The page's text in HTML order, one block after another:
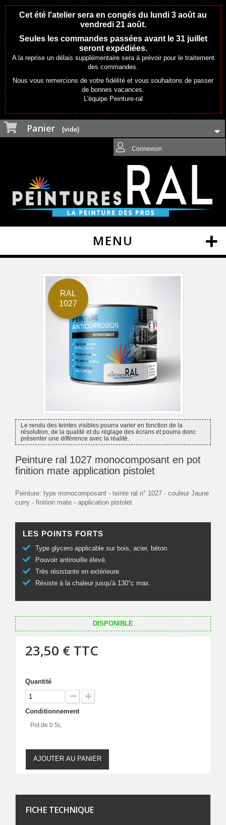
Cet été l'atelier sera en congés du lundi 3 août au
vendredi 21 août.
Seules les commandes passées avant le 31 juillet
seront expédiées.
A la reprise un délais supplémentaire sera à prévoir pour le traitement
des commandes.
Nous vous remercions de votre fidélité et vous souhaitons de passer
de bonnes vacances.
L'équipe Peinture-ral
Panier (vide)
Connexion
MENU
RAL
1027
Le rendu des teintes visibles pourra varier en fonction de la
résolution, de la qualité et du réglage des écrans et pourra donc
présenter une différence avec la réalité.
Peinture ral 1027 monocomposant en pot
finition mate application pistolet
Peinture: type monocomposant - teinte ral n° 1027 - couleur Jaune
curry - finition mate - application pistolet
LES POINTS FORTS
Type glycero applicable sur bois, acier, béton.
Pouvoir antirouille élevé.
Très résistante en extérieure.
Résiste à la chaleur jusqu'à 130°c max.
DISPONIBLE
23,50 € TTC
Quantité
Conditionnement
Pot de 0.5L
AJOUTER AU PANIER
FICHE TECHNIQUE